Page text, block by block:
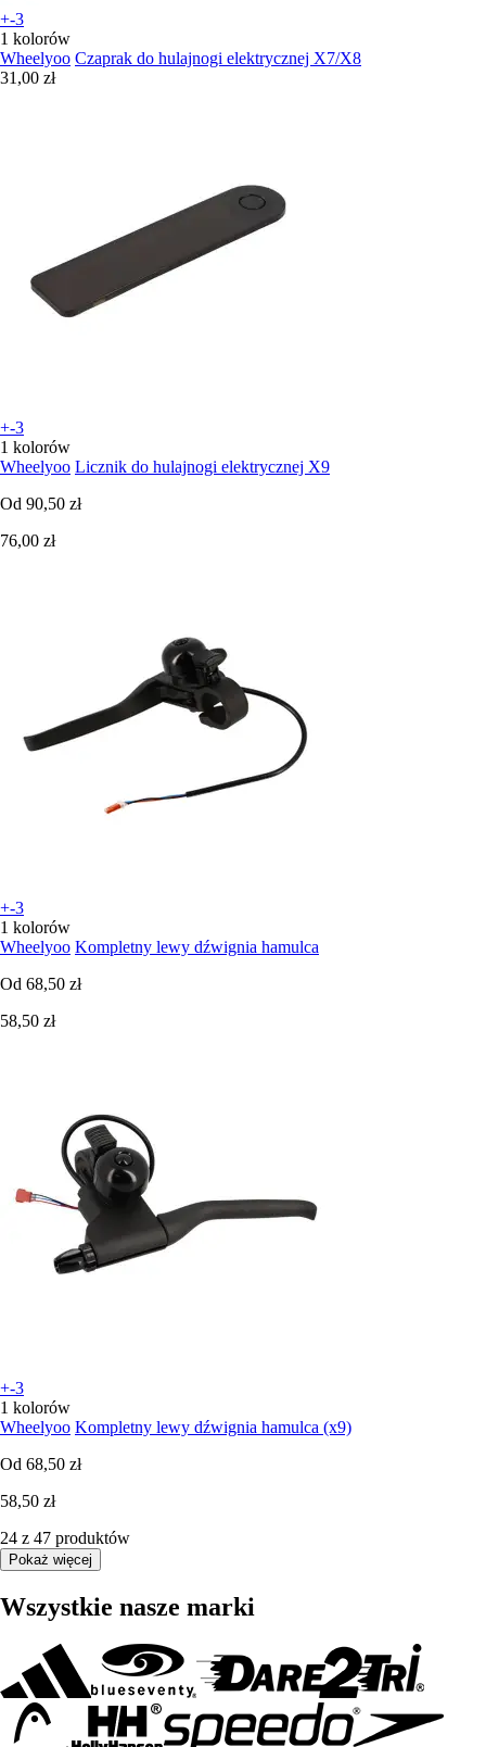
+-3
1 kolorów
Wheelyoo Czaprak do hulajnogi elektrycznej X7/X8
31,00 zł
+-3
1 kolorów
Wheelyoo Licznik do hulajnogi elektrycznej X9
Od 90,50 zł
76,00 zł
+-3
1 kolorów
Wheelyoo Kompletny lewy dźwignia hamulca
Od 68,50 zł
58,50 zł
+-3
1 kolorów
Wheelyoo Kompletny lewy dźwignia hamulca (x9)
Od 68,50 zł
58,50 zł
24 z 47 produktów
Pokaż więcej
Wszystkie nasze marki